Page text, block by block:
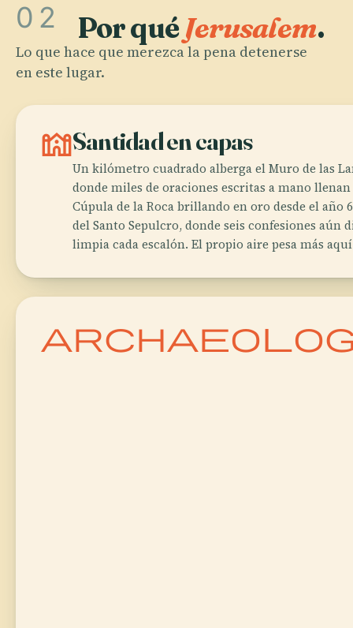
02 Por quéJerusalem.
Lo que hace que merezca la pena detenerse
en este lugar.
synagogueSantidad en capas
Un kilómetro cuadrado alberga el Muro de las
donde miles de oraciones escritas a mano
Cúpula de la Roca brillando en oro desde el año
del Santo Sepulcro, donde seis confesiones aún
limpia cada escalón. El propio aire pesa más